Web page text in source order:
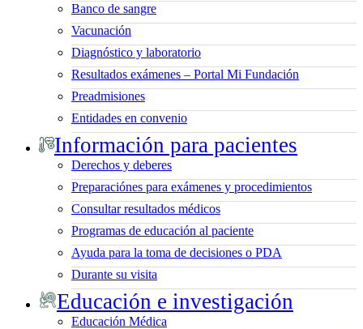
Banco de sangre
Vacunación
Diagnóstico y laboratorio
Resultados exámenes – Portal Mi Fundación
Preadmisiones
Entidades en convenio
Información para pacientes
Derechos y deberes
Preparaciónes para exámenes y procedimientos
Consultar resultados médicos
Programas de educación al paciente
Ayuda para la toma de decisiones o PDA
Durante su visita
Educación e investigación
Educación Médica